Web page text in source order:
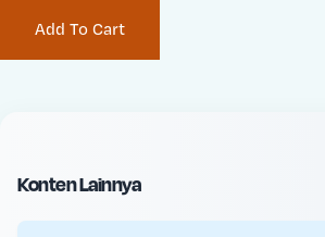
i
n
a
c
e
Add To Cart
Konten Lainnya